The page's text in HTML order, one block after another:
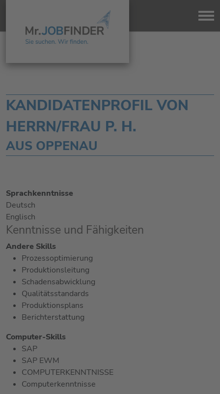
KANDIDATENPROFIL VON
HERRN/FRAU P. H.
AUS OPPENAU
Sprachkenntnisse
Deutsch
Englisch
Kenntnisse und Fähigkeiten
Andere Skills
Prozessoptimierung
Produktionsleitung
Schadensabwicklung
Qualitätsstandards
Produktionsplans
Berichterstattung
Computer-Skills
SAP
SAP EWM
COMPUTERKENNTNISSE
Computerkenntnisse